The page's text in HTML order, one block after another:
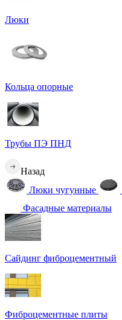
Люки
Кольца опорные
Трубы ПЭ ПНД
Назад
Люки чугунные
Фасадные материалы
Сайдинг фиброцементный
Фиброцементные плиты